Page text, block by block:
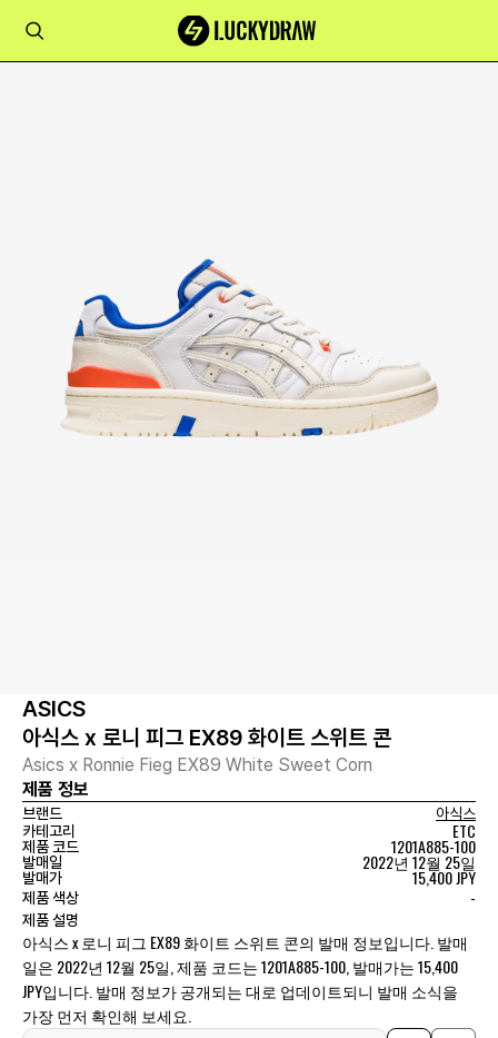
ASICS
아식스 x 로니 피그 EX89 화이트 스위트 콘
Asics x Ronnie Fieg EX89 White Sweet Corn
제품 정보
브랜드
아식스
카테고리
ETC
제품 코드 1201A885-100
발매일 2022년 12월 25일
발매가 15,400 JPY
제품 색상 -
제품 설명
아식스 x 로니 피그 EX89 화이트 스위트 콘의 발매 정보입니다. 발매
일은 2022년 12월 25일, 제품 코드는 1201A885-100, 발매가는 15,400
JPY입니다. 발매 정보가 공개되는 대로 업데이트되니 발매 소식을
가장 먼저 확인해 보세요.